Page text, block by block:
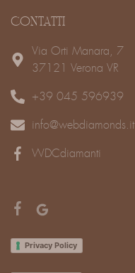
CONTATTI
Via Orti Manara, 7
37121 Verona VR
+39 045 596939
info@webdiamonds.it
WDCdiamanti
Privacy Policy